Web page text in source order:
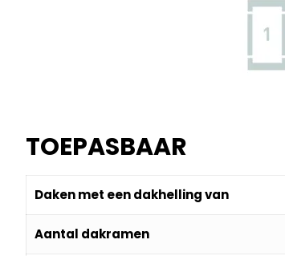
TOEPASBAAR
Daken met een dakhelling van
Aantal dakramen